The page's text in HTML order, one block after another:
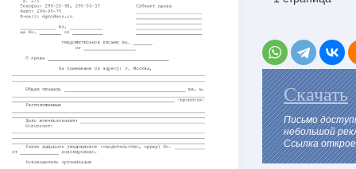
Скачать
Письмо
небольшой
Ссылка